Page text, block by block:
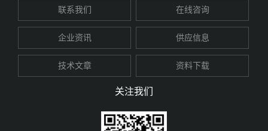
联系我们 在线咨询
企业资讯 供应信息
技术文章 资料下载
关注我们